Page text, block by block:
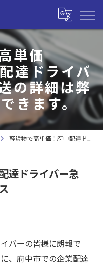
単価
達ドライバ
の詳細は弊
きます。
軽貨物で高単価！府中配達ドライバー急募：安定収入のチャンス
達ドライバー急
バーの皆様に朗報で
、府中市での企業配達